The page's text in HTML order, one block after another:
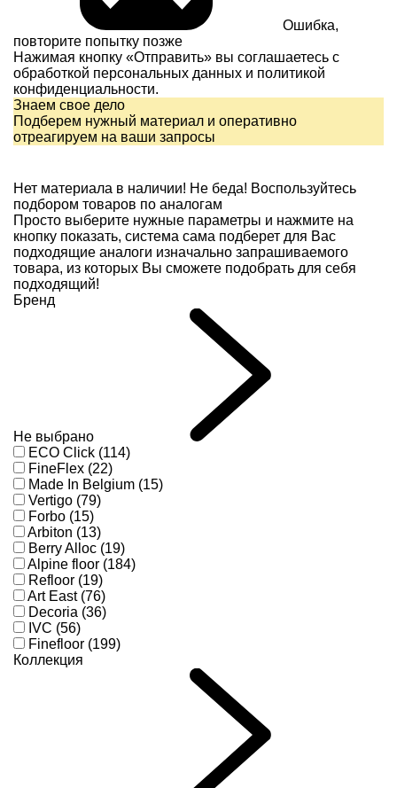
Ошибка,
повторите попытку позже
Нажимая кнопку «Отправить» вы соглашаетесь с
обработкой персональных данных и политикой
конфиденциальности.
Знаем свое дело
Подберем нужный материал и оперативно
отреагируем на ваши запросы
Нет материала в наличии! Не беда! Воспользуйтесь
подбором товаров по аналогам
Просто выберите нужные параметры и нажмите на
кнопку показать, система сама подберет для Вас
подходящие аналоги изначально запрашиваемого
товара, из которых Вы сможете подобрать для себя
подходящий!
Бренд
Не выбрано
ECO Click (114)
FineFlex (22)
Made In Belgium (15)
Vertigo (79)
Forbo (15)
Arbiton (13)
Berry Alloc (19)
Alpine floor (184)
Refloor (19)
Art East (76)
Decoria (36)
IVC (56)
Finefloor (199)
Коллекция